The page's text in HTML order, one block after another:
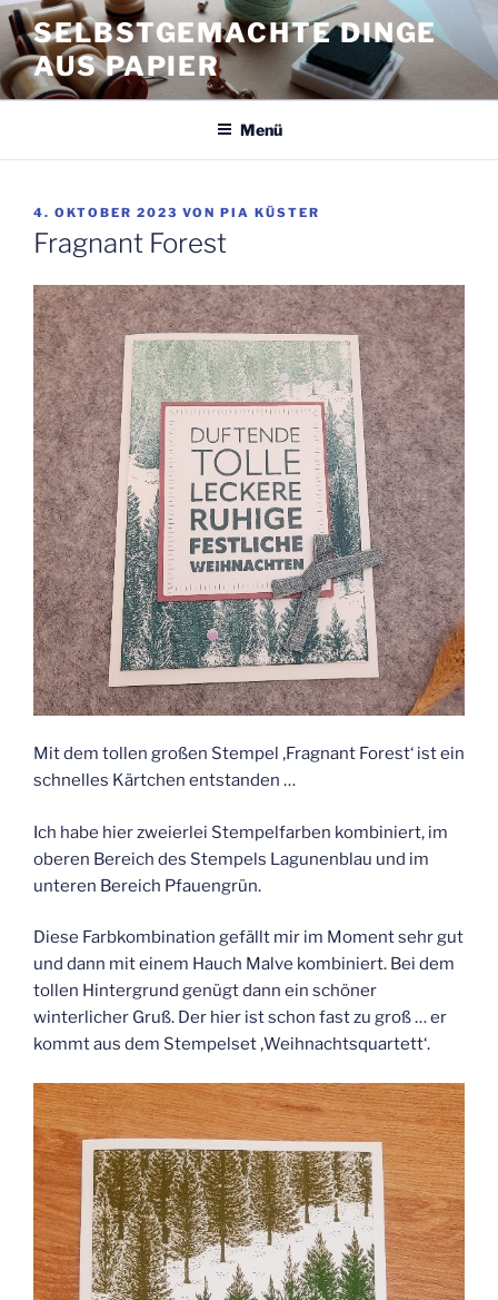
Zum
Inhalt
springen
SELBSTGEMACHTE DINGE
AUS PAPIER
Menü
VERÖFFENTLICHT
AM
4. OKTOBER 2023 VON PIA KÜSTER
Fragnant Forest
Mit dem tollen großen Stempel ‚Fragnant Forest‘ ist ein
schnelles Kärtchen entstanden …
Ich habe hier zweierlei Stempelfarben kombiniert, im
oberen Bereich des Stempels Lagunenblau und im
unteren Bereich Pfauengrün.
Diese Farbkombination gefällt mir im Moment sehr gut
und dann mit einem Hauch Malve kombiniert. Bei dem
tollen Hintergrund genügt dann ein schöner
winterlicher Gruß. Der hier ist schon fast zu groß … er
kommt aus dem Stempelset ‚Weihnachtsquartett‘.